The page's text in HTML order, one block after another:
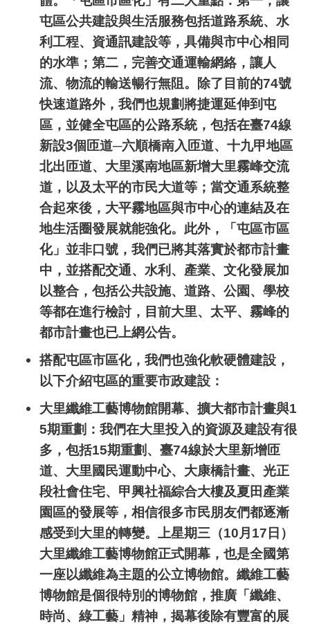
屯區公共建設與生活服務包括道路系統、水
利工程、資通訊建設等，具備與市中心相同
的水準；第二，完善交通運輸網絡，讓人
流、物流的輸送暢行無阻。除了目前的74號
快速道路外，我們也規劃將捷運延伸到屯
區，並健全屯區的公路系統，包括在臺74線
新設3個匝道─六順橋南入匝道、十九甲地區
北出匝道、大里溪南地區新增大里霧峰交流
道，以及太平的市民大道等；當交通系統整
合起來後，大平霧地區與市中心的連結及在
地生活圈發展就能強化。此外，「屯區市區
化」並非口號，我們已將其落實於都市計畫
中，並搭配交通、水利、產業、文化發展加
以整合，包括公共設施、道路、公園、學校
等都在進行檢討，目前大里、太平、霧峰的
都市計畫也已上網公告。
搭配屯區市區化，我們也強化軟硬體建設，
以下介紹屯區的重要市政建設：
大里纖維工藝博物館開幕、擴大都市計畫與1
5期重劃：我們在大里投入的資源及建設有很
多，包括15期重劃、臺74線於大里新增匝
道、大里國民運動中心、大康橋計畫、光正
段社會住宅、甲興社福綜合大樓及夏田產業
園區的發展等，相信很多市民朋友們都逐漸
感受到大里的轉變。上星期三（10月17日）
大里纖維工藝博物館正式開幕，也是全國第
一座以纖維為主題的公立博物館。纖維工藝
博物館是個很特別的博物館，推廣「纖維、
時尚、綠工藝」精神，揭幕後除有豐富的展